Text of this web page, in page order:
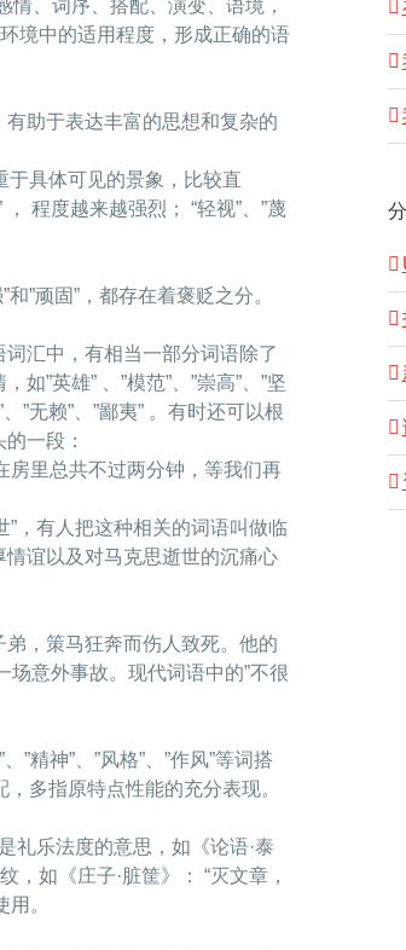
、词序、搭配、演变、语境，
境中的适用程度，形成正确的语
助于表达丰富的思想和复杂的
于具体可见的景象，比较直
程度越来越强烈； “轻视”、”蔑
”顽固”，都存在着褒贬之分。
汇中，有相当一部分词语除了
”英雄” 、”模范”、”崇高”、”坚
”无赖”、”鄙夷” 。有时还可以根
一段：
房里总共不过两分钟，等我们再
”，有人把这种相关的词语叫做临
谊以及对马克思逝世的沉痛心
，策马狂奔而伤人致死。他的
场意外事故。现代词语中的”不很
”精神”、”风格”、”作风”等词搭
，多指原特点性能的充分表现。
礼乐法度的意思，如《论语·泰
如《庄子·脏筐》： “灭文章，
。